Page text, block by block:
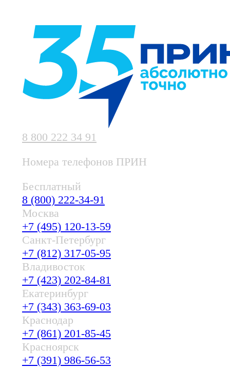
8 800 222 34 91
Номера телефонов ПРИН
Бесплатный
8 (800) 222-34-91
Москва
+7 (495) 120-13-59
Санкт-Петербург
+7 (812) 317-05-95
Владивосток
+7 (423) 202-84-81
Екатеринбург
+7 (343) 363-69-03
Краснодар
+7 (861) 201-85-45
Красноярск
+7 (391) 986-56-53